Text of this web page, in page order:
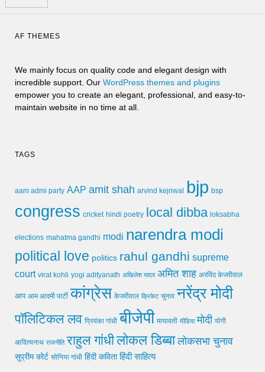
AF THEMES
We mainly focus on quality code and elegant design with
incredible support. Our WordPress themes and plugins
empower you to create an elegant, professional, and easy-to-
maintain website in no time at all.
TAGS
aam admi party AAP amit shah arvind kejriwal bjp bsp
congress cricket hindi poetry local dibba loksabha
elections mahatma gandhi modi narendra modi
political love politics rahul gandhi supreme
court virat kohli yogi adityanath अखिलेश यादव अमित शाह अरविंद केजरीवाल
आप आम आदमी पार्टी कांग्रेस केजरीवाल क्रिकेट चुनाव नरेंद्र मोदी
पॉलिटिकल लव प्रियंका गांधी बीजेपी मायावती मीडिया मोदी योगी
आदित्यनाथ राजनीति राहुल गांधीलोकल डिब्बा लोकसभा चुनाव
सुप्रीम कोर्ट सोनिया गांधी हिंदी कविता हिंदी साहित्य